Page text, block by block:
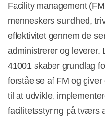
Facility management
menneskers sundhed,
effektivitet gennem de
administrerer og leverer.
41001 skaber grundlag
forståelse af FM og
til at udvikle,
facilitetsstyring på tværs